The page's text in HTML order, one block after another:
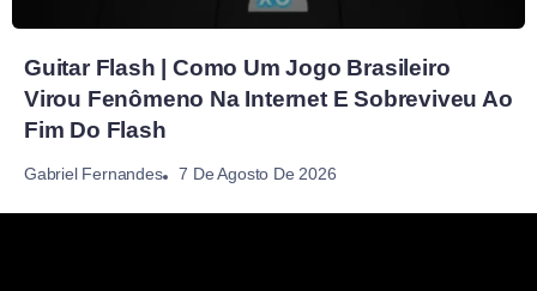
Guitar Flash | Como Um Jogo Brasileiro
Virou Fenômeno Na Internet E Sobreviveu Ao
Fim Do Flash
Gabriel Fernandes 7 De Agosto De 2026